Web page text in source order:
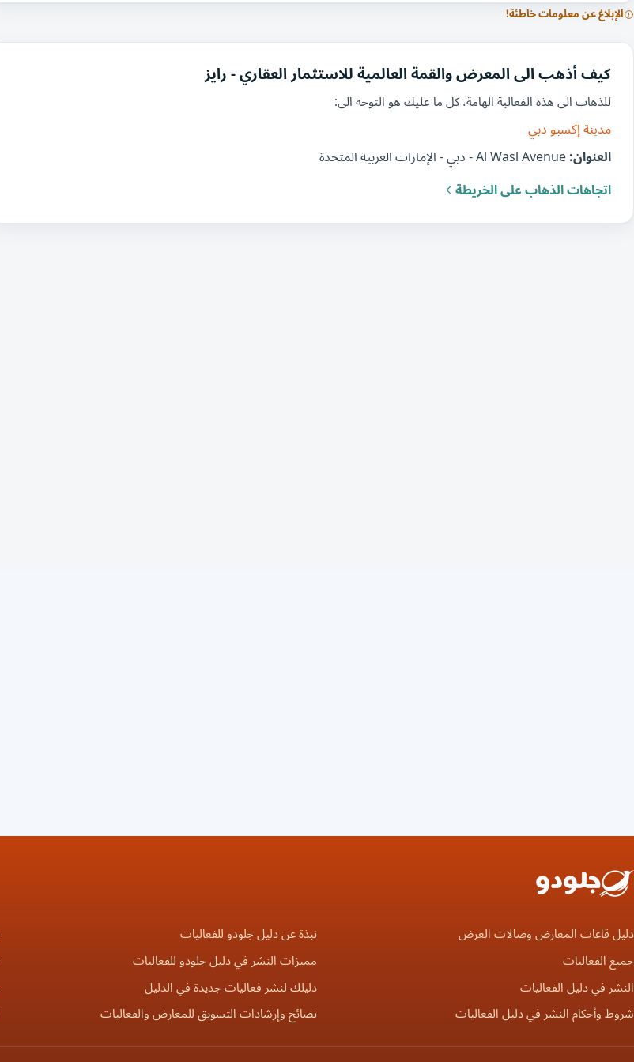
الإبلاغ عن معلومات خاطئة!
كيف أذهب الى المعرض والقمة العالمية للاستثمار العقاري - رايز
للذهاب الى هذه الفعالية الهامة، كل ما عليك هو التوجه الى:
مدينة إكسبو دبي
العنوان:
اتجاهات الذهاب على الخريطة
دليل قاعات المعارض وصالات العرض
جميع الفعاليات
النشر في دليل الفعاليات
شروط وأحكام النشر في دليل الفعاليات
نبذة عن دليل جلودو للفعاليات
مميزات النشر في دليل جلودو للفعاليات
دليلك لنشر فعاليات جديدة في الدليل
نصائح وإرشادات التسويق للمعارض والفعاليات